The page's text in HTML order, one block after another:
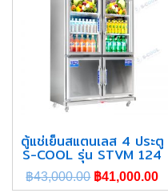
ตู้แช่เย็นสแตนเลส 4 ประตู
S-COOL รุ่น STVM 124
฿43,000.00 ฿41,000.00